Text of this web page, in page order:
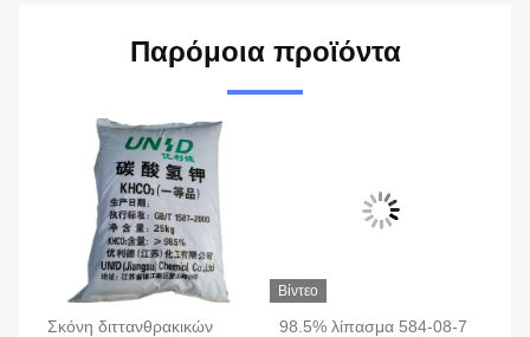
Παρόμοια προϊόντα
Σκόνη διττανθρακικών
Βίντεο
98.5% λίπασμα 584-08-7